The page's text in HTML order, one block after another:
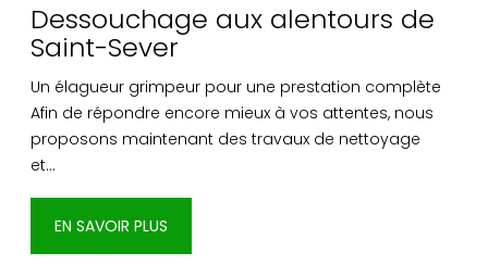
Dessouchage aux alentours de
Saint-Sever
Un élagueur grimpeur pour une prestation complète
Afin de répondre encore mieux à vos attentes, nous
proposons maintenant des travaux de nettoyage
et…
EN SAVOIR PLUS